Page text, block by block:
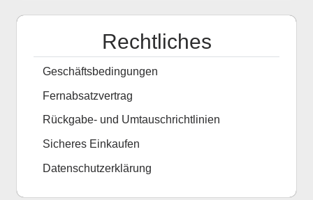
Rechtliches
Geschäftsbedingungen
Fernabsatzvertrag
Rückgabe- und Umtauschrichtlinien
Sicheres Einkaufen
Datenschutzerklärung